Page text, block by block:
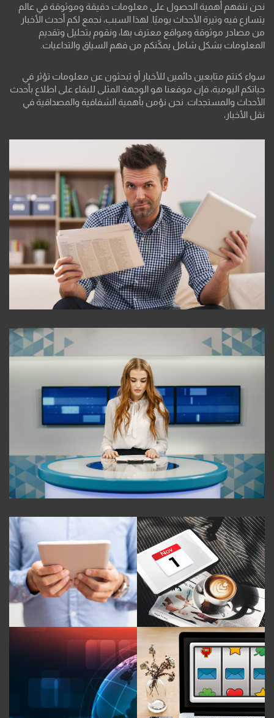
نحن نتفهم أهمية الحصول على معلومات دقيقة وموثوقة في عالم
يتسارع فيه وتيرة الأحداث يوميًا. لهذا السبب، نجمع لكم أحدث الأخبار
من مصادر موثوقة ومواقع معترف بها، ونقوم بتحليل وتقديم
المعلومات بشكل شامل يمكّنكم من فهم السياق والتداعيات.
سواء كنتم متابعين دائمين للأخبار أو تبحثون عن معلومات تؤثر في
حياتكم اليومية، فإن موقعنا هو الوجهة المثلى للبقاء على اطلاع بأحدث
الأحداث والمستجدات. نحن نؤمن بأهمية الشفافية والمصداقية في
نقل الأخبار،